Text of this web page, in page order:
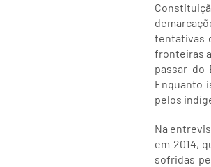
tentativas
fronteiras
passar do
Enquanto
pelos
Na
em 2014,
sofridas